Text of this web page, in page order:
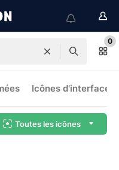
0
Icônes d'interface
Toutes les icônes